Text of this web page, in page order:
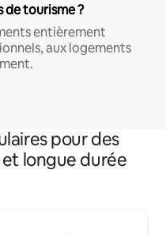
de tourisme ?
entièrement
aux logements
pour des
longue durée